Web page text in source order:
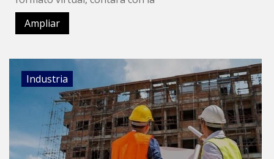
Ampliar
Industria